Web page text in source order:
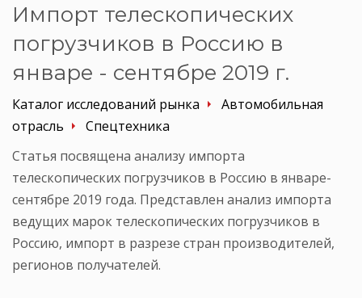
Импорт телескопических
погрузчиков в Россию в
январе - сентябре 2019 г.
Каталог исследований рынка
Автомобильная
отрасль
Спецтехника
Статья посвящена анализу импорта
телескопических погрузчиков в Россию в январе-
сентябре 2019 года. Представлен анализ импорта
ведущих марок телескопических погрузчиков в
Россию, импорт в разрезе стран производителей,
регионов получателей.